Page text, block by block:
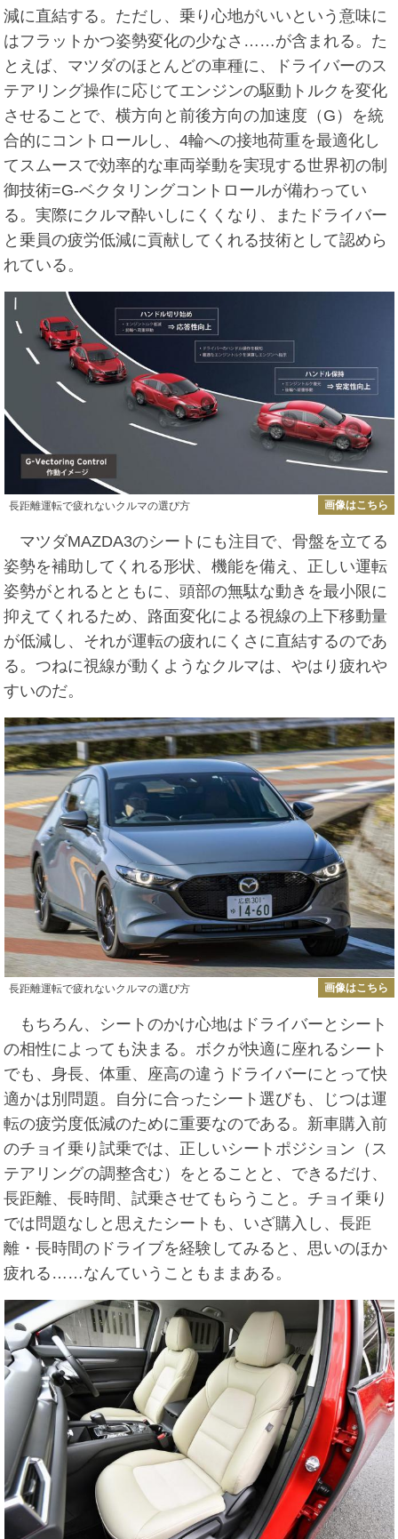
減に直結する。ただし、乗り心地がいいという意味に
はフラットかつ姿勢変化の少なさ……が含まれる。た
とえば、マツダのほとんどの車種に、ドライバーのス
テアリング操作に応じてエンジンの駆動トルクを変化
させることで、横方向と前後方向の加速度（G）を統
合的にコントロールし、4輪への接地荷重を最適化し
てスムースで効率的な車両挙動を実現する世界初の制
御技術=G-ベクタリングコントロールが備わってい
る。実際にクルマ酔いしにくくなり、またドライバー
と乗員の疲労低減に貢献してくれる技術として認めら
れている。
長距離運転で疲れないクルマの選び方 画像はこちら
マツダMAZDA3のシートにも注目で、骨盤を立てる
姿勢を補助してくれる形状、機能を備え、正しい運転
姿勢がとれるとともに、頭部の無駄な動きを最小限に
抑えてくれるため、路面変化による視線の上下移動量
が低減し、それが運転の疲れにくさに直結するのであ
る。つねに視線が動くようなクルマは、やはり疲れや
すいのだ。
長距離運転で疲れないクルマの選び方 画像はこちら
もちろん、シートのかけ心地はドライバーとシート
の相性によっても決まる。ボクが快適に座れるシート
でも、身長、体重、座高の違うドライバーにとって快
適かは別問題。自分に合ったシート選びも、じつは運
転の疲労度低減のために重要なのである。新車購入前
のチョイ乗り試乗では、正しいシートポジション（ス
テアリングの調整含む）をとることと、できるだけ、
長距離、長時間、試乗させてもらうこと。チョイ乗り
では問題なしと思えたシートも、いざ購入し、長距
離・長時間のドライブを経験してみると、思いのほか
疲れる……なんていうこともままある。